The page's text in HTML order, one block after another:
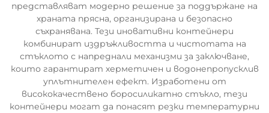
представляват модерно решение за поддържане на
храната прясна, организирана и безопасно
съхранявана. Тези иновативни контейнери
комбинират издръжливостта и чистотата на
стъклото с напреднали механизми за заключване,
които гарантират херметичен и водонепропусклив
уплътнителен ефект. Изработени от
висококачествено боросиликатно стъкло, тези
контейнери могат да понасят резки температурни